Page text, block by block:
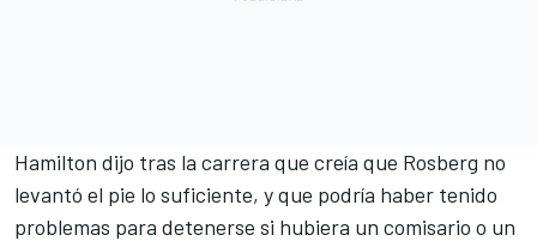
Hamilton dijo tras la carrera que creía que Rosberg no
levantó el pie lo suficiente, y que podría haber tenido
problemas para detenerse si hubiera un comisario o un